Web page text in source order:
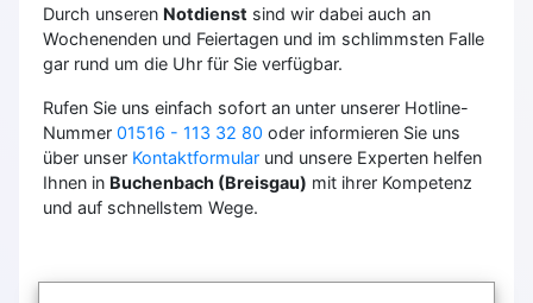
Durch unseren Notdienst sind wir dabei auch an
Wochenenden und Feiertagen und im schlimmsten Falle
gar rund um die Uhr für Sie verfügbar.
Rufen Sie uns einfach sofort an unter unserer Hotline-
Nummer 01516 - 113 32 80 oder informieren Sie uns
über unser Kontaktformular und unsere Experten helfen
Ihnen in Buchenbach (Breisgau) mit ihrer Kompetenz
und auf schnellstem Wege.